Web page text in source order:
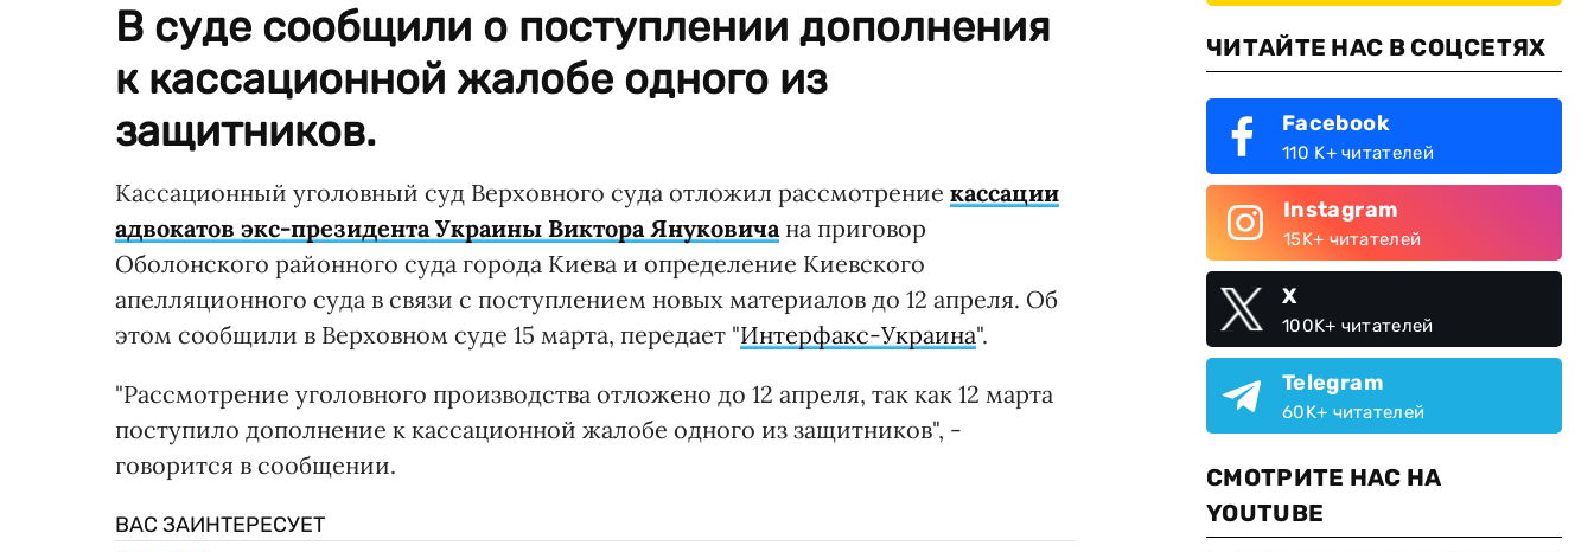
В суде сообщили о поступлении дополнения
к кассационной жалобе одного из
защитников.
Кассационный уголовный суд Верховного суда отложил рассмотрение кассации
адвокатов экс-президента Украины Виктора Януковичана приговор
Оболонского районного суда города Киева и определение Киевского
апелляционного суда в связи с поступлением новых материалов до 12 апреля. Об
этом сообщили в Верховном суде 15 марта, передает "Интерфакс-Украина".
"Рассмотрение уголовного производства отложено до 12 апреля, так как 12 марта
поступило дополнение к кассационной жалобе одного из защитников", -
говорится в сообщении.
ВАС ЗАИНТЕРЕСУЕТ
ЧИТАЙТЕ НАС В СОЦСЕТЯХ
Facebook
110 K+ читателей
Instagram
15K+ читателей
X
100K+ читателей
Telegram
60K+ читателей
СМОТРИТЕ НАС НА
YOUTUBE